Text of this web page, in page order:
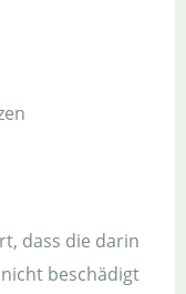
dass die darin
beschädigt